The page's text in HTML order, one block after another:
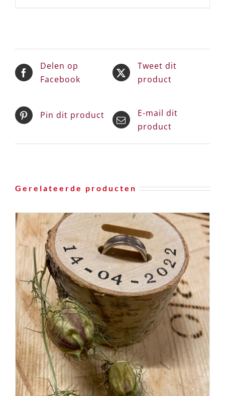
Delen op
Facebook
Tweet dit
product
Pin dit product
E-mail dit
product
Gerelateerde producten